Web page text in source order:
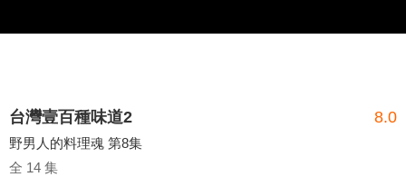
台灣壹百種味道2 8.0
野男人的料理魂 第8集
全 14 集